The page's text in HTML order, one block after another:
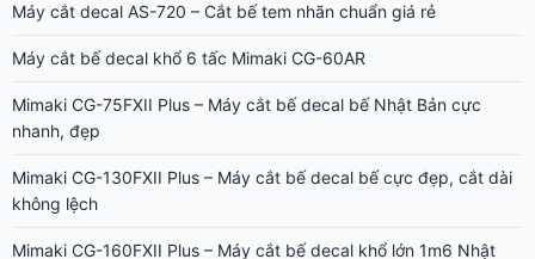
Máy cắt decal AS-720 – Cắt bế tem nhãn chuẩn giá rẻ
Máy cắt bế decal khổ 6 tấc Mimaki CG-60AR
Mimaki CG-75FXII Plus – Máy cắt bế decal bế Nhật Bản cực
nhanh, đẹp
Mimaki CG-130FXII Plus – Máy cắt bế decal bế cực đẹp, cắt dài
không lệch
Mimaki CG-160FXII Plus – Máy cắt bế decal khổ lớn 1m6 Nhật